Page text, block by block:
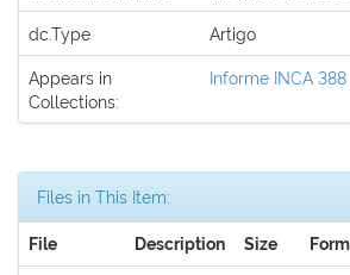
dc.Type
Artigo
Appears in
Collections:
Informe INCA 388
Files in This Item:
File Description Size